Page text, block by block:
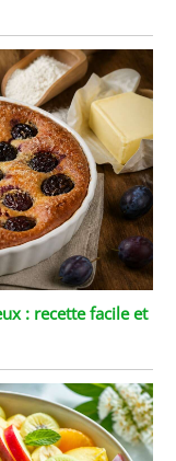
: recette facile et